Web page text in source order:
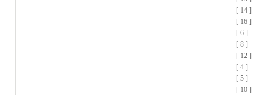
[ 14 ]
[ 16 ]
[ 6 ]
[ 8 ]
[ 12 ]
[ 4 ]
[ 5 ]
[ 10 ]